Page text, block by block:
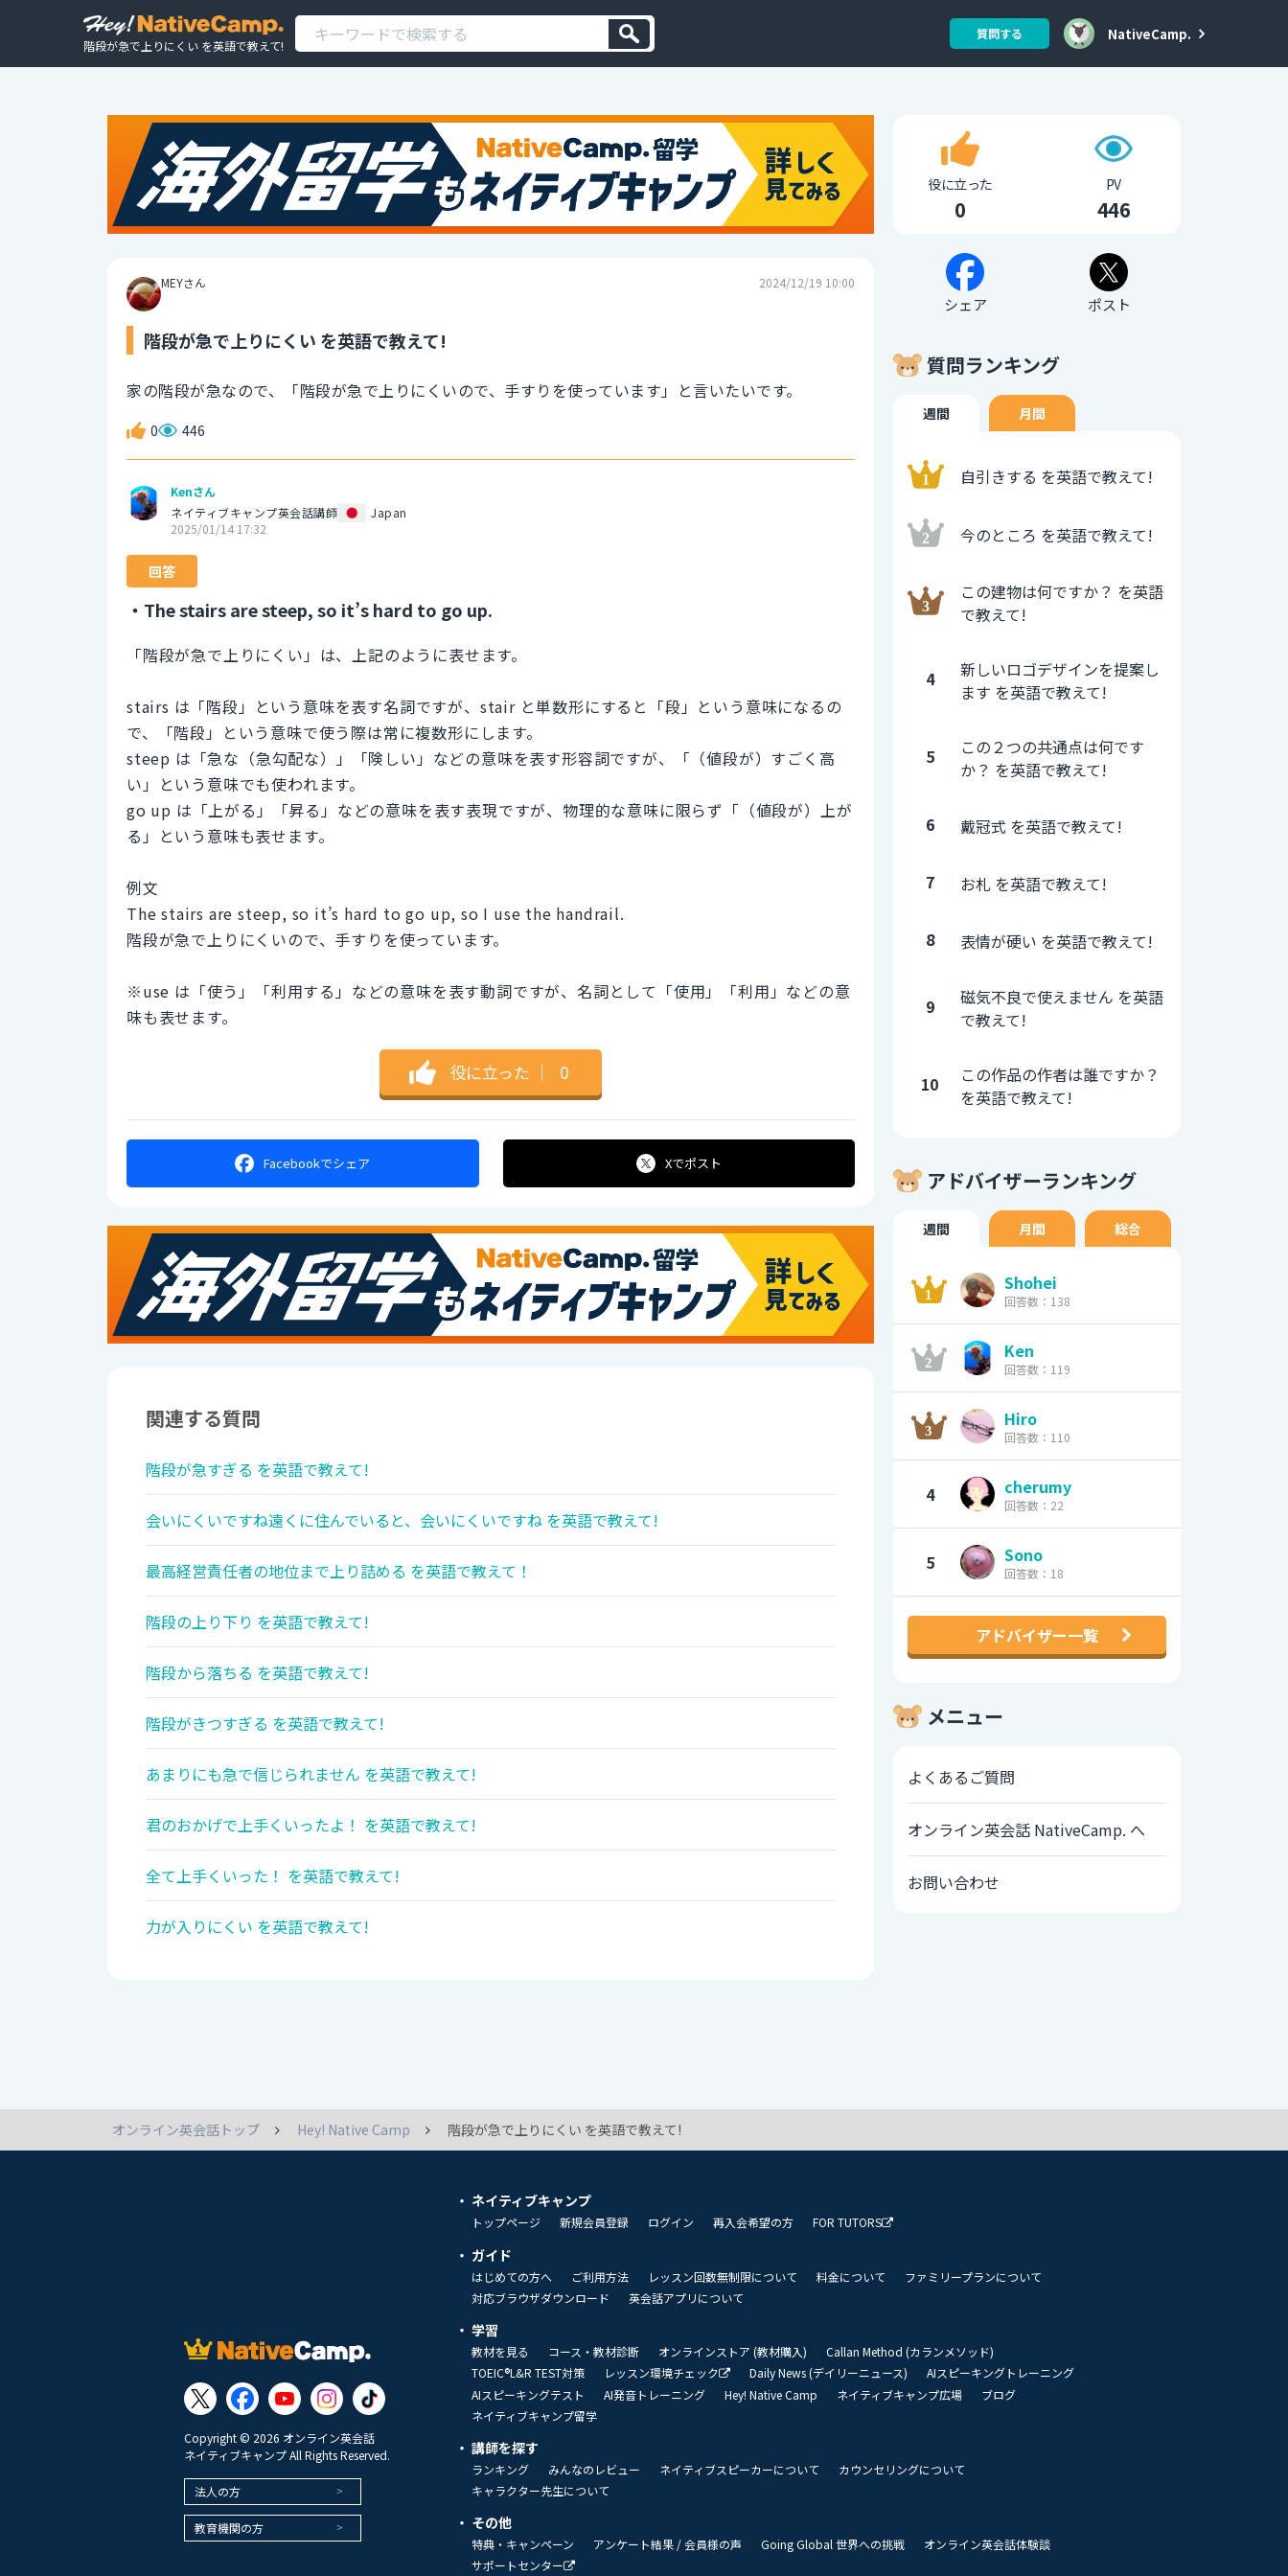
階段が急で上りにくい を英語で教えて!
質問する NativeCamp.
MEYさん 2024/12/19 10:00
階段が急で上りにくい を英語で教えて!
家の階段が急なので、「階段が急で上りにくいので、手すりを使っています」と言いたいです。
0 446
Kenさん
ネイティブキャンプ英会話講師
Japan
2025/01/14 17:32
回答
・The stairs are steep, so it’s hard to go up.
「階段が急で上りにくい」は、上記のように表せます。
stairs は「階段」という意味を表す名詞ですが、stair と単数形にすると「段」という意味になるの
で、「階段」という意味で使う際は常に複数形にします。
steep は「急な（急勾配な）」「険しい」などの意味を表す形容詞ですが、「（値段が）すごく高
い」という意味でも使われます。
go up は「上がる」「昇る」などの意味を表す表現ですが、物理的な意味に限らず「（値段が）上が
る」という意味も表せます。
例文
The stairs are steep, so it’s hard to go up, so I use the handrail.
階段が急で上りにくいので、手すりを使っています。
※use は「使う」「利用する」などの意味を表す動詞ですが、名詞として「使用」「利用」などの意
味も表せます。
役に立った ｜ 0
Facebookでシェア Xでポスト
関連する質問
階段が急すぎる を英語で教えて!
会いにくいですね遠くに住んでいると、会いにくいですね を英語で教えて!
最高経営責任者の地位まで上り詰める を英語で教えて！
階段の上り下り を英語で教えて!
階段から落ちる を英語で教えて!
階段がきつすぎる を英語で教えて!
あまりにも急で信じられません を英語で教えて!
君のおかげで上手くいったよ！ を英語で教えて!
全て上手くいった！ を英語で教えて!
力が入りにくい を英語で教えて!
役に立った
0
PV
446
シェア ポスト
質問ランキング
週間 月間
自引きする を英語で教えて!
今のところ を英語で教えて!
この建物は何ですか？ を英語
で教えて!
4
新しいロゴデザインを提案し
ます を英語で教えて!
5
この２つの共通点は何です
か？ を英語で教えて!
6 戴冠式 を英語で教えて!
7 お札 を英語で教えて!
8 表情が硬い を英語で教えて!
9
磁気不良で使えません を英語
で教えて!
10
この作品の作者は誰ですか？
を英語で教えて!
アドバイザーランキング
週間 月間 総合
Shohei
回答数：138
Ken
回答数：119
Hiro
回答数：110
4 cherumy
回答数：22
5 Sono
回答数：18
アドバイザー一覧
メニュー
よくあるご質問
オンライン英会話 NativeCamp. へ
お問い合わせ
オンライン英会話トップ Hey! Native Camp 階段が急で上りにくい を英語で教えて!
Copyright © 2026 オンライン英会話
ネイティブキャンプ All Rights Reserved.
法人の方
教育機関の方
ネイティブキャンプ
トップページ 新規会員登録 ログイン 再入会希望の方 FOR TUTORS
ガイド
はじめての方へ ご利用方法 レッスン回数無制限について 料金について
ファミリープランについて
対応ブラウザダウンロード
英会話アプリについて
学習
教材を見る コース・教材診断 オンラインストア (教材購入)
Callan Method (カランメソッド)
TOEIC®L&R TEST対策
レッスン環境チェック Daily News (デイリーニュース)
AIスピーキングトレーニング
AIスピーキングテスト
AI発音トレーニング Hey! Native Camp ネイティブキャンプ広場
ブログ
ネイティブキャンプ留学
講師を探す
ランキング みんなのレビュー ネイティブスピーカーについて
カウンセリングについて
キャラクター先生について
その他
特典・キャンペーン アンケート結果 / 会員様の声 Going Global 世界への挑戦
オンライン英会話体験談
サポートセンター